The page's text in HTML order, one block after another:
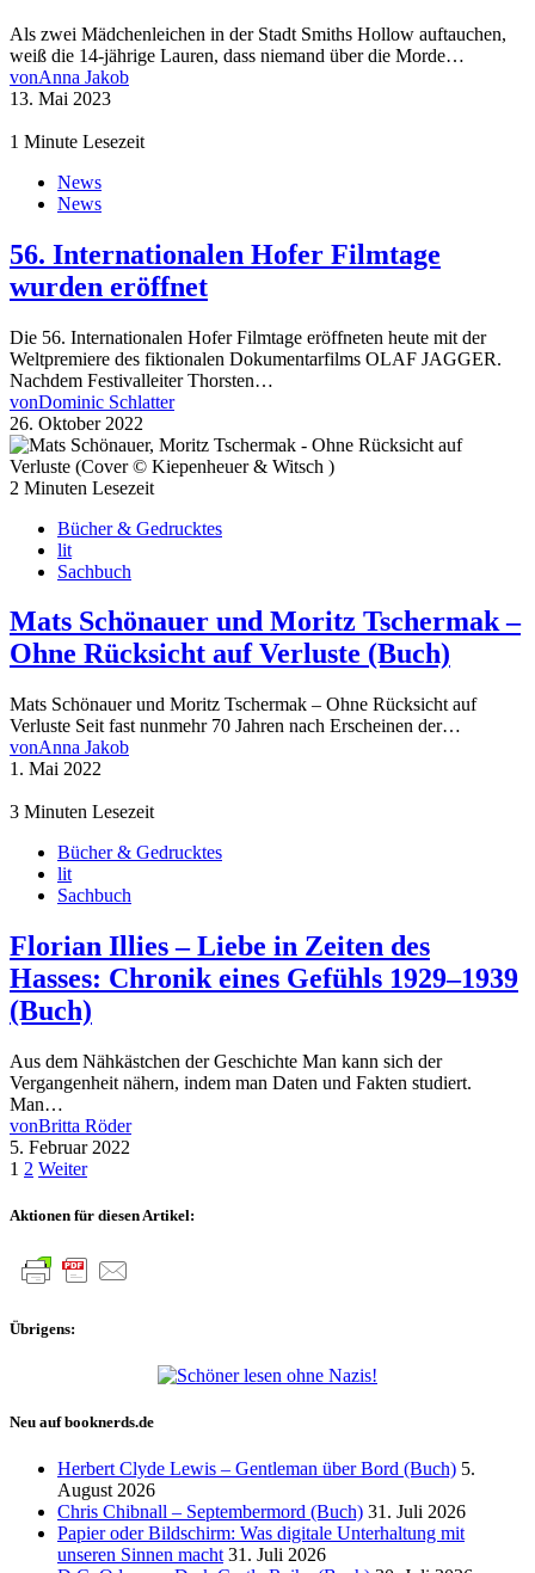
Als zwei Mädchenleichen in der Stadt Smiths Hollow auftauchen,
weiß die 14-jährige Lauren, dass niemand über die Morde…
vonAnna Jakob
13. Mai 2023
1 Minute Lesezeit
News
News
56. Internationalen Hofer Filmtage
wurden eröffnet
Die 56. Internationalen Hofer Filmtage eröffneten heute mit der
Weltpremiere des fiktionalen Dokumentarfilms OLAF JAGGER.
Nachdem Festivalleiter Thorsten…
vonDominic Schlatter
26. Oktober 2022
2 Minuten Lesezeit
Bücher & Gedrucktes
lit
Sachbuch
Mats Schönauer und Moritz Tschermak –
Ohne Rücksicht auf Verluste (Buch)
Mats Schönauer und Moritz Tschermak – Ohne Rücksicht auf
Verluste Seit fast nunmehr 70 Jahren nach Erscheinen der…
vonAnna Jakob
1. Mai 2022
3 Minuten Lesezeit
Bücher & Gedrucktes
lit
Sachbuch
Florian Illies – Liebe in Zeiten des
Hasses: Chronik eines Gefühls 1929–1939
(Buch)
Aus dem Nähkästchen der Geschichte Man kann sich der
Vergangenheit nähern, indem man Daten und Fakten studiert.
Man…
vonBritta Röder
5. Februar 2022
Seitennummerierung
der
1 2 Weiter
Aktionen für diesen Artikel:
Übrigens:
Neu auf booknerds.de
Herbert Clyde Lewis – Gentleman über Bord (Buch) 5.
August 2026
Chris Chibnall – Septembermord (Buch) 31. Juli 2026
Papier oder Bildschirm: Was digitale Unterhaltung mit
unseren Sinnen macht 31. Juli 2026